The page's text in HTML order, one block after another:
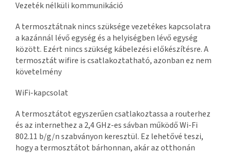
Vezeték nélküli kommunikáció
A termosztátnak nincs szüksége vezetékes kapcsolatra
a kazánnál lévő egység és a helyiségben lévő egység
között. Ezért nincs szükség kábelezési előkészítésre. A
termosztát wifire is csatlakoztatható, azonban ez nem
követelmény
WiFi-kapcsolat
A termosztátot egyszerűen csatlakoztassa a routerhez
és az internethez a 2,4 GHz-es sávban működő Wi-Fi
802.11 b/g/n szabványon keresztül. Ez lehetővé teszi,
hogy a termosztátot bárhonnan, akár az otthonán